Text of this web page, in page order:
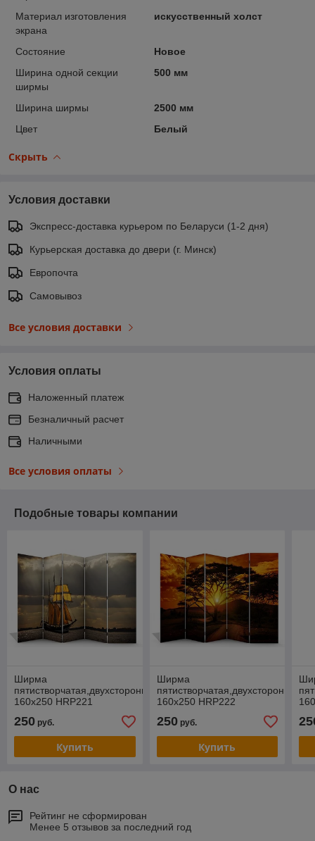
Материал изготовления
экрана
искусственный холст
Состояние
Новое
Ширина одной секции
ширмы
500 мм
Ширина ширмы
2500 мм
Цвет
Белый
Скрыть
Условия доставки
Экспресс-доставка курьером по Беларуси (1-2 дня)
Курьерская доставка до двери (г. Минск)
Европочта
Самовывоз
Все условия доставки
Условия оплаты
Наложенный платеж
Безналичный расчет
Наличными
Все условия оплаты
Подобные товары компании
Ширма
пятистворчатая,двухсторонняя
160х250 HRP221
250 руб.
Купить
Ширма
пятистворчатая,двухсторонняя
160х250 HRP222
250руб.
Купить
О нас
Рейтинг не сформирован
Менее 5 отзывов за последний год